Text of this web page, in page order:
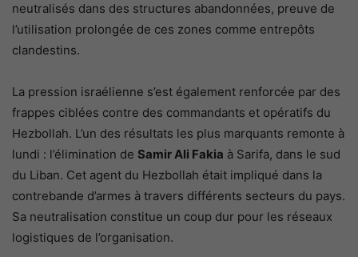
neutralisés dans des structures abandonnées, preuve de
l’utilisation prolongée de ces zones comme entrepôts
clandestins.
La pression israélienne s’est également renforcée par des
frappes ciblées contre des commandants et opératifs du
Hezbollah. L’un des résultats les plus marquants remonte à
lundi : l’élimination de Samir Ali Fakia à Sarifa, dans le sud
du Liban. Cet agent du Hezbollah était impliqué dans la
contrebande d’armes à travers différents secteurs du pays.
Sa neutralisation constitue un coup dur pour les réseaux
logistiques de l’organisation.